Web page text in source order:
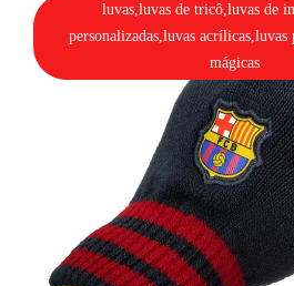
luvas,luvas de tricô,luvas de
personalizadas,luvas acrílicas,luvas
mágicas